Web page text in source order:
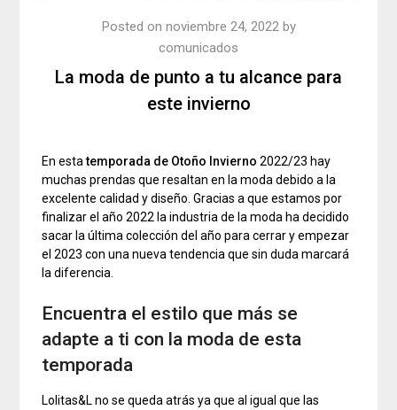
La moda de punto a tu alcance para
este invierno
Posted on noviembre 24, 2022by
comunicados
En estatemporada de Otoño Invierno 2022/23 hay
muchas prendas que resaltan en la moda debido a la
excelente calidad y diseño. Gracias a que estamos por
finalizar el año 2022 la industria de la moda ha decidido
sacar la última colección del año para cerrar y empezar
el 2023 con una nueva tendencia que sin duda marcará
la diferencia.
Encuentra el estilo que más se
adapte a ti con la moda de esta
temporada
Lolitas&L no se queda atrás ya que al igual que las